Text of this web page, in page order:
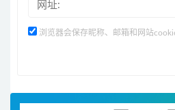
浏览器会保存昵称、邮箱和网站